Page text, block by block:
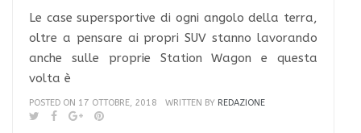
Le case supersportive di ogni angolo della terra,
oltre a pensare ai propri SUV stanno lavorando
anche sulle proprie Station Wagon e questa
volta è
POSTED ON 17 OTTOBRE, 2018 WRITTEN BY REDAZIONE